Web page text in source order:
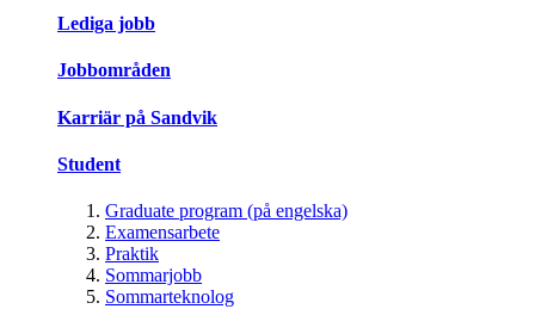
Lediga jobb
Jobbområden
Karriär på Sandvik
Student
Graduate program (på engelska)
Examensarbete
Praktik
Sommarjobb
Sommarteknolog